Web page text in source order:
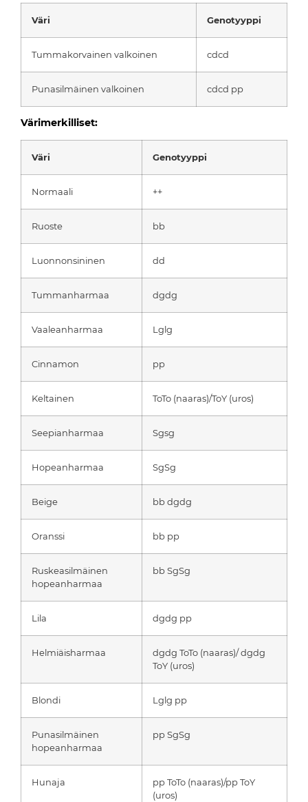
Väri Genotyyppi
Tummakorvainen valkoinen cdcd
Punasilmäinen valkoinen cdcd pp
Värimerkilliset:
Väri Genotyyppi
Normaali ++
Ruoste bb
Luonnonsininen dd
Tummanharmaa dgdg
Vaaleanharmaa Lglg
Cinnamon pp
Keltainen ToTo (naaras)/ToY (uros)
Seepianharmaa Sgsg
Hopeanharmaa SgSg
Beige bb dgdg
Oranssi bb pp
Ruskeasilmäinen
hopeanharmaa
bb SgSg
Lila dgdg pp
Helmiäisharmaa
dgdg ToTo (naaras)/ dgdg
ToY (uros)
Blondi Lglg pp
Punasilmäinen
hopeanharmaa
pp SgSg
Hunaja
pp ToTo (naaras)/pp ToY
(uros)